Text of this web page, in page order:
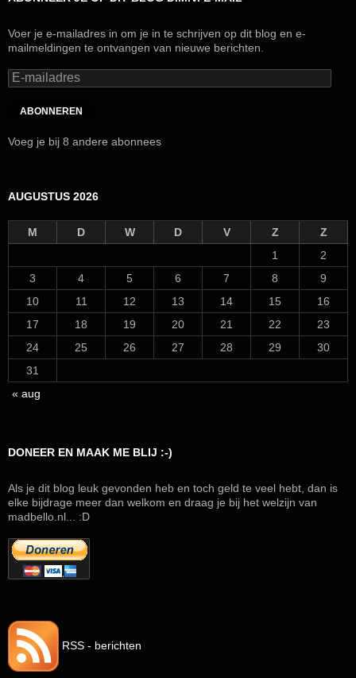
Voer je e-mailadres in om je in te schrijven op dit blog en e-
mailmeldingen te ontvangen van nieuwe berichten.
E-
mailadres
ABONNEREN
Voeg je bij 8 andere abonnees
AUGUSTUS 2026
M D W D V Z
Z
1
2
3
4 5 6 7 8
9
10
11 12 13 14 15
16
17
18 19 20 21 22
23
24
25 26 27 28 29
30
31
« aug
DONEER EN MAAK ME BLIJ :-)
Als je dit blog leuk gevonden heb en toch geld te veel hebt, dan is
elke bijdrage meer dan welkom en draag je bij het welzijn van
madbello.nl... :D
RSS - berichten